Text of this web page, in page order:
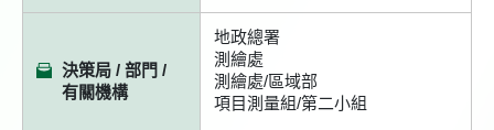
決策局 / 部門 /
有關機構
地政總署
測繪處
測繪處/區域部
項目測量組/第二小組